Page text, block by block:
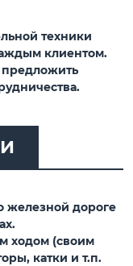
техники
клиентом.
железной дороге
ходом (своим
катки и т.п.